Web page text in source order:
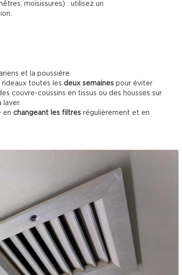
moisissures) : utilisez un
et la poussière.
rideaux toutes les deux semaines pour éviter
couvre-coussins en tissus ou des housses sur
laver.
en changeant les filtres régulièrement et en